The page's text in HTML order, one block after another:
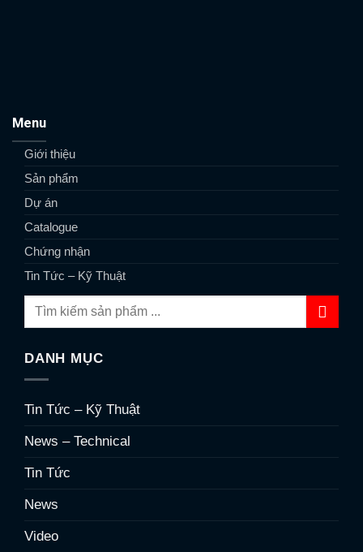
Menu
Giới thiệu
Sản phẩm
Dự án
Catalogue
Chứng nhận
Tin Tức – Kỹ Thuật
DANH MỤC
Tin Tức – Kỹ Thuật
News – Technical
Tin Tức
News
Video